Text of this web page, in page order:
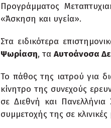
Προγράμματος
«Άσκηση και υγεία».
Στα ειδικότερα
Ψωρίαση, τα Αυτοάνοσα
Το πάθος της ιατρού για
κίνητρο της συνεχούς
σε Διεθνή και
συμμετοχής της σε κλινικές